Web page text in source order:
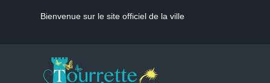
Bienvenue sur le site officiel de la ville